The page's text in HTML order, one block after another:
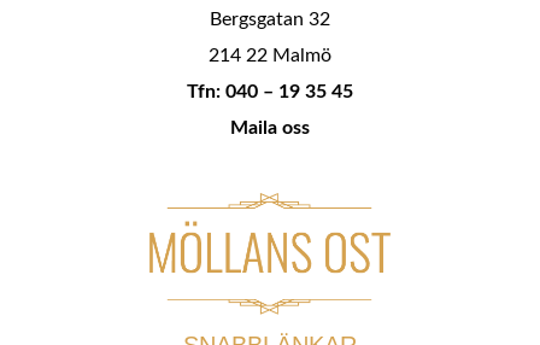
Bergsgatan 32
214 22 Malmö
Tfn: 040 – 19 35 45
Maila oss